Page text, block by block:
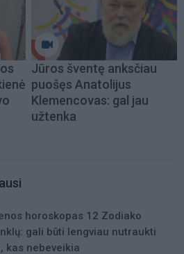
Jūros šventę anksčiau
puošęs Anatolijus
Klemencovas: gal jau
užtenka
horoskopas 12 Zodiako
gali būti lengviau nutraukti
kas nebeveikia